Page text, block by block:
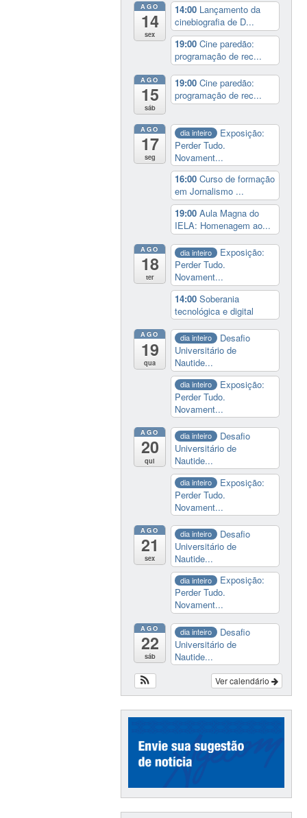
AGO
14
sex
14:00 Lançamento da
cinebiografia de D...
19:00Cine paredão:
programação de rec...
AGO
15
sáb
19:00Cine paredão:
programação de rec...
AGO
17
seg
dia inteiro
Exposição:
Perder Tudo.
Novament...
16:00Curso de formação
em Jornalismo ...
19:00Aula Magna do
IELA: Homenagem ao...
AGO
18
ter
dia inteiro
Exposição:
Perder Tudo.
Novament...
14:00Soberania
tecnológica e digital
AGO
19
qua
dia inteiro
Desafio
Universitário de
Nautide...
dia inteiro
Exposição:
Perder Tudo.
Novament...
AGO
20
qui
dia inteiro
Desafio
Universitário de
Nautide...
dia inteiro
Exposição:
Perder Tudo.
Novament...
AGO
21
sex
dia inteiro
Desafio
Universitário de
Nautide...
dia inteiro
Exposição:
Perder Tudo.
Novament...
AGO
22
sáb
dia inteiro
Desafio
Universitário de
Nautide...
Ver calendário